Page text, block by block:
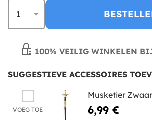
100% VEILIG WINKELEN
SUGGESTIEVE ACCESSOIRES
VOEG TOE
Musketier
6,99 €